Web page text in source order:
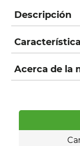
Descripción
Acerca de la